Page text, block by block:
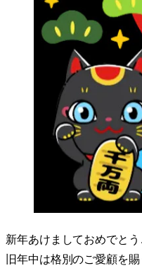
新年あけましておめでとう
旧年中は格別のご愛顧を